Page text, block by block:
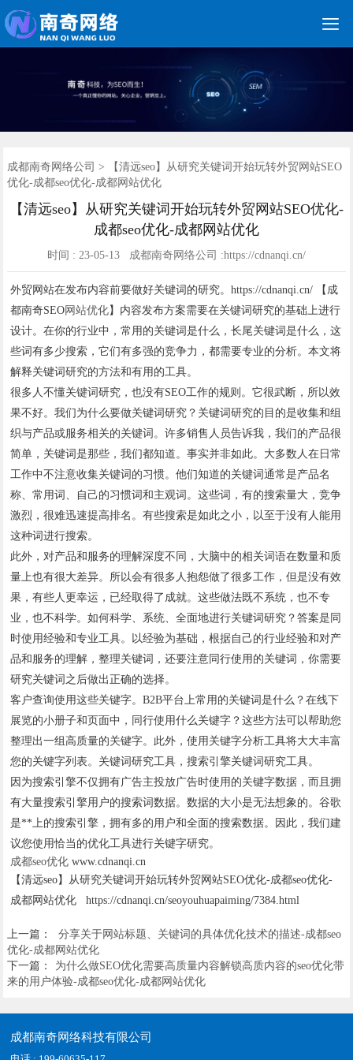

首页
网站建设
网站制作
关键词优化
朋友圈广告
竞价托管
网络营销
网络推广
软件开发
新媒体运营
成都南奇网络公司 >
【清远seo】从研究关键词开始玩转外贸网站SEO
优化-成都seo优化-成都网站优化
【清远seo】从研究关键词开始玩转外贸网站SEO优化-
成都seo优化-成都网站优化
时间 : 23-05-13 成都南奇网络公司 :https://cdnanqi.cn/
外贸网站在发布内容前要做好关键词的研究。https://cdnanqi.cn/ 【成
都南奇SEO网站优化】内容发布方案需要在关键词研究的基础上进行
设计。在你的行业中，常用的关键词是什么，长尾关键词是什么，这
些词有多少搜索，它们有多强的竞争力，都需要专业的分析。本文将
解释关键词研究的方法和有用的工具。
很多人不懂关键词研究，也没有SEO工作的规则。它很武断，所以效
果不好。我们为什么要做关键词研究？关键词研究的目的是收集和组
织与产品或服务相关的关键词。许多销售人员告诉我，我们的产品很
简单，关键词是那些，我们都知道。事实并非如此。大多数人在日常
工作中不注意收集关键词的习惯。他们知道的关键词通常是产品名
称、常用词、自己的习惯词和主观词。这些词，有的搜索量大，竞争
激烈，很难迅速提高排名。有些搜索是如此之小，以至于没有人能用
这种词进行搜索。
此外，对产品和服务的理解深度不同，大脑中的相关词语在数量和质
量上也有很大差异。所以会有很多人抱怨做了很多工作，但是没有效
果，有些人更幸运，已经取得了成就。这些做法既不系统，也不专
业，也不科学。如何科学、系统、全面地进行关键词研究？答案是同
时使用经验和专业工具。以经验为基础，根据自己的行业经验和对产
品和服务的理解，整理关键词，还要注意同行使用的关键词，你需要
研究关键词之后做出正确的选择。
客户查询使用这些关键字。B2B平台上常用的关键词是什么？在线下
展览的小册子和页面中，同行使用什么关键字？这些方法可以帮助您
整理出一组高质量的关键字。此外，使用关键字分析工具将大大丰富
您的关键字列表。关键词研究工具，搜索引擎关键词研究工具。
因为搜索引擎不仅拥有广告主投放广告时使用的关键字数据，而且拥
有大量搜索引擎用户的搜索词数据。数据的大小是无法想象的。谷歌
是**上的搜索引擎，拥有多的用户和全面的搜索数据。因此，我们建
议您使用恰当的优化工具进行关键字研究。
成都seo优化 www.cdnanqi.cn
【清远seo】从研究关键词开始玩转外贸网站SEO优化-成都seo优化-
成都网站优化 https://cdnanqi.cn/seoyouhuapaiming/7384.html
上一篇：
分享关于网站标题、关键词的具体优化技术的描述-成都seo
优化-成都网站优化
下一篇：
为什么做SEO优化需要高质量内容解锁高质内容的seo优化带
来的用户体验-成都seo优化-成都网站优化
成都南奇网络科技有限公司